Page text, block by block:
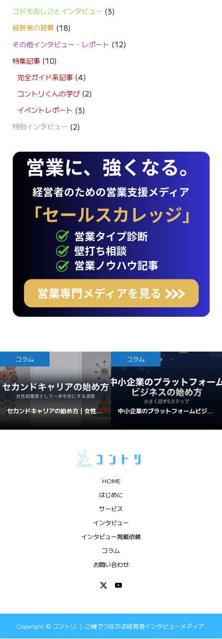
コドモおしごとインタビュー (3)
経営者の習慣(18)
その他インタビュー・レポート (12)
特集記事(10)
完全ガイド系記事 (4)
コントリくんの学び(2)
イベントレポート (3)
特別インタビュー (2)
コラム
セカンドキャリアの始め方｜女性...
コラム
中小企業のプラットフォームビジ...
HOME
はじめに
サービス
インタビュー
インタビュー掲載依頼
コラム
お問い合わせ
Copyright © コントリ ｜ ご縁でつながる経営者インタビューメディア.